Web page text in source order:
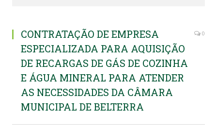
CONTRATAÇÃO DE EMPRESA
ESPECIALIZADA PARA AQUISIÇÃO
DE RECARGAS DE GÁS DE COZINHA
E ÁGUA MINERAL PARA ATENDER
AS NECESSIDADES DA CÂMARA
MUNICIPAL DE BELTERRA
0